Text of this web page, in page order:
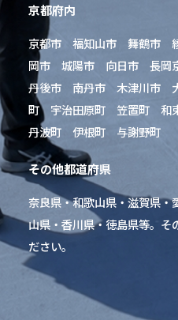
京都府内
京都市 福知山市 舞鶴市
岡市 城陽市 向日市 長
丹後市 南丹市 木津川市
町 宇治田原町 笠置町 和
丹波町 伊根町 与謝野町
その他都道府県
奈良県・和歌山県・滋賀県・
山県・香川県・徳島県等。そ
ださい。